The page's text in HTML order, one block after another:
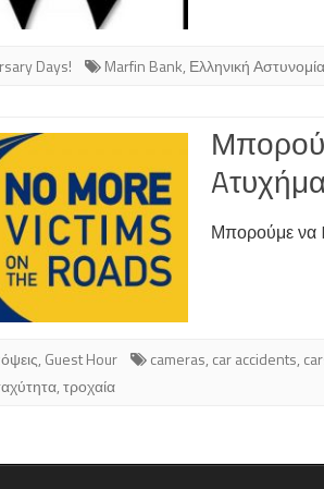
Days! Marfin Bank, Ελληνική Αστυνομία
Μπορούμε να
, Guest Hour cameras, car accidents,
,τροχαία